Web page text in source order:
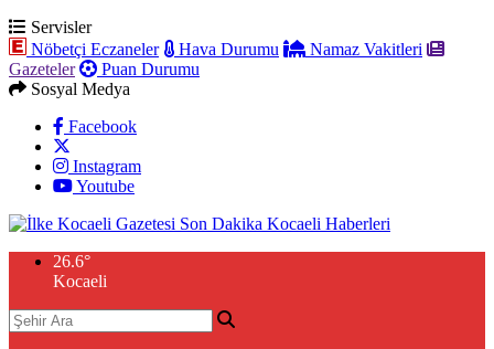
Servisler
Nöbetçi Eczaneler
Hava Durumu
Namaz Vakitleri
Gazeteler
Puan Durumu
Sosyal Medya
Facebook
Instagram
Youtube
26.6°
Kocaeli